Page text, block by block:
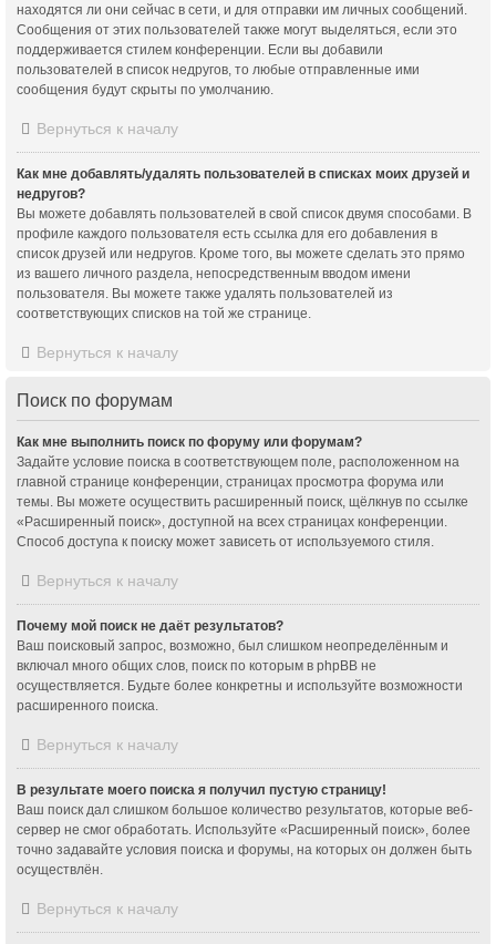
находятся ли они сейчас в сети, и для отправки им личных сообщений.
Сообщения от этих пользователей также могут выделяться, если это
поддерживается стилем конференции. Если вы добавили
пользователей в список недругов, то любые отправленные ими
сообщения будут скрыты по умолчанию.
Вернуться к началу
Как мне добавлять/удалять пользователей в списках моих друзей и
недругов?
Вы можете добавлять пользователей в свой список двумя способами. В
профиле каждого пользователя есть ссылка для его добавления в
список друзей или недругов. Кроме того, вы можете сделать это прямо
из вашего личного раздела, непосредственным вводом имени
пользователя. Вы можете также удалять пользователей из
соответствующих списков на той же странице.
Вернуться к началу
Поиск по форумам
Как мне выполнить поиск по форуму или форумам?
Задайте условие поиска в соответствующем поле, расположенном на
главной странице конференции, страницах просмотра форума или
темы. Вы можете осуществить расширенный поиск, щёлкнув по ссылке
«Расширенный поиск», доступной на всех страницах конференции.
Способ доступа к поиску может зависеть от используемого стиля.
Вернуться к началу
Почему мой поиск не даёт результатов?
Ваш поисковый запрос, возможно, был слишком неопределённым и
включал много общих слов, поиск по которым в phpBB не
осуществляется. Будьте более конкретны и используйте возможности
расширенного поиска.
Вернуться к началу
В результате моего поиска я получил пустую страницу!
Ваш поиск дал слишком большое количество результатов, которые веб-
сервер не смог обработать. Используйте «Расширенный поиск», более
точно задавайте условия поиска и форумы, на которых он должен быть
осуществлён.
Вернуться к началу